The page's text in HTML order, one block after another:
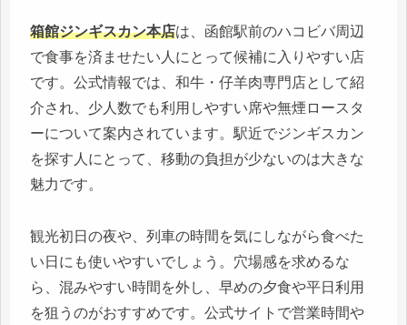
箱館ジンギスカン本店は、函館駅前のハコビバ周辺
で食事を済ませたい人にとって候補に入りやすい店
です。公式情報では、和牛・仔羊肉専門店として紹
介され、少人数でも利用しやすい席や無煙ロースタ
ーについて案内されています。駅近でジンギスカン
を探す人にとって、移動の負担が少ないのは大きな
魅力です。
観光初日の夜や、列車の時間を気にしながら食べた
い日にも使いやすいでしょう。穴場感を求めるな
ら、混みやすい時間を外し、早めの夕食や平日利用
を狙うのがおすすめです。公式サイトで営業時間や